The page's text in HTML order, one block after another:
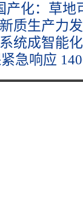
产化：草地
质生产力
统成智能
急响应